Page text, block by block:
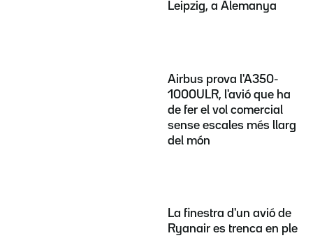
Leipzig, a Alemanya
Airbus prova l'A350-
1000ULR, l'avió que ha
de fer el vol comercial
sense escales més llarg
del món
La finestra d'un avió de
Ryanair es trenca en ple